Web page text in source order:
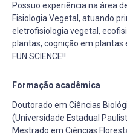
Possuo experiência na área
Fisiologia Vegetal, atuando
eletrofisiologia vegetal,
plantas, cognição em plantas
FUN SCIENCE!!
Formação acadêmica
Doutorado em Ciências
(Universidade Estadual
Mestrado em Ciências